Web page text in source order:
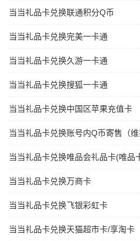
当当礼品卡兑换联通积分Q币
当当礼品卡兑换完美一卡通
当当礼品卡兑换久游一卡通
当当礼品卡兑换搜狐一卡通
当当礼品卡兑换中国区苹果充值卡
当当礼品卡兑换账号内Q币寄售（维
当当礼品卡兑换唯品会礼品卡(唯品
当当礼品卡兑换万商卡
当当礼品卡兑换飞银彩虹卡
当当礼品卡兑换天猫超市卡/享淘卡